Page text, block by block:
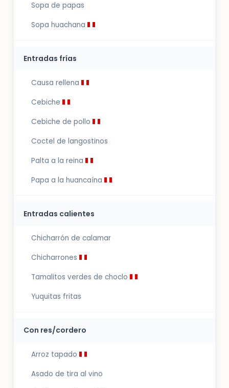
Sopa de papas
Sopa huachana
Entradas frías
Causa rellena
Cebiche
Cebiche de pollo
Coctel de langostinos
Palta a la reina
Papa a la huancaína
Entradas calientes
Chicharrón de calamar
Chicharrones
Tamalitos verdes de choclo
Yuquitas fritas
Con res/cordero
Arroz tapado
Asado de tira al vino